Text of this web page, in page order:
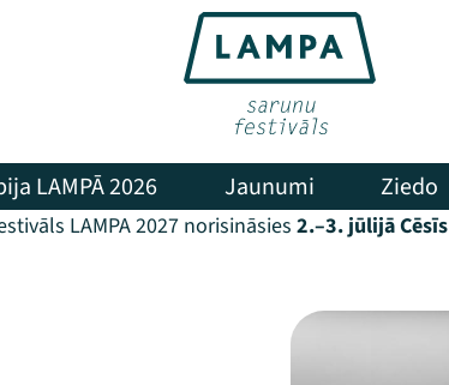
LAMPĀ 2026 Jaunumi Ziedo
LAMPA 2027 norisināsies 2.–3. jūlijā Cēsīs